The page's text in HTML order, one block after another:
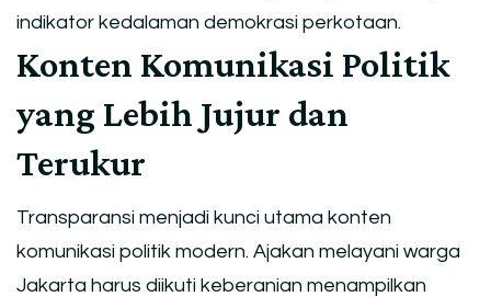
indikator kedalaman demokrasi perkotaan.
Konten Komunikasi Politik
yang Lebih Jujur dan
Terukur
Transparansi menjadi kunci utama konten
komunikasi politik modern. Ajakan melayani warga
Jakarta harus diikuti keberanian menampilkan